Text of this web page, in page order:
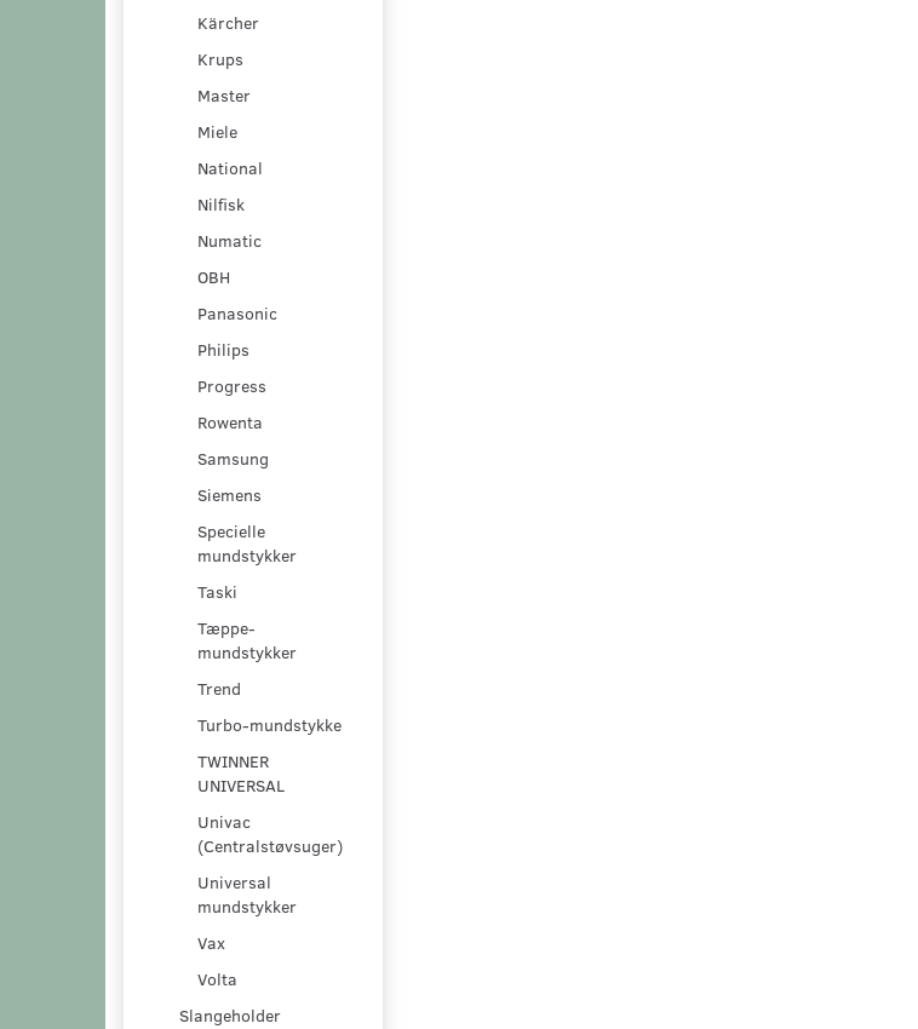
Kärcher
Krups
Master
Miele
National
Nilfisk
Numatic
OBH
Panasonic
Philips
Progress
Rowenta
Samsung
Siemens
Specielle
mundstykker
Taski
Tæppe-
mundstykker
Trend
Turbo-mundstykke
TWINNER
UNIVERSAL
Univac
(Centralstøvsuger)
Universal
mundstykker
Vax
Volta
Slangeholder